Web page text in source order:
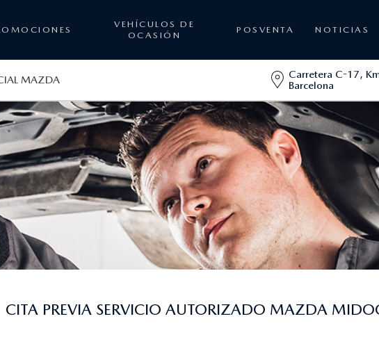
VEHÍCULOS DE
OCASIÓN
POSVENTA NOTICIAS
MAZDA
Carretera C-17,
Barcelona
CITA PREVIA SERVICIO AUTORIZADO MAZDA